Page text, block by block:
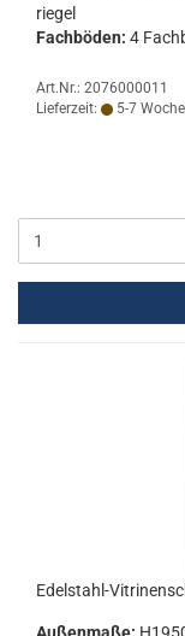
rie­gel
Fach­bö­den: 4
Art.Nr.: 2076000011
Lieferzeit:
5-7
Edelstahl-​​